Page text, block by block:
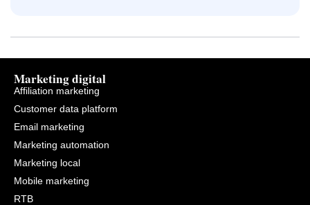
Marketing digital
Affiliation marketing
Customer data platform
Email marketing
Marketing automation
Marketing local
Mobile marketing
RTB